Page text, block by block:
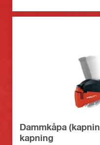
Dammkåpa
kapning